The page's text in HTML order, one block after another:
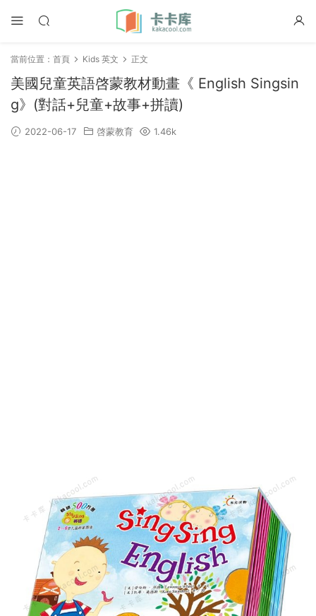
當前位置： 首頁 Kids 英文 正文
美國兒童英語啓蒙教材動畫《 English Singsin
g》(對話+兒童+故事+拼讀)
2022-06-17 啓蒙教育 1.46k